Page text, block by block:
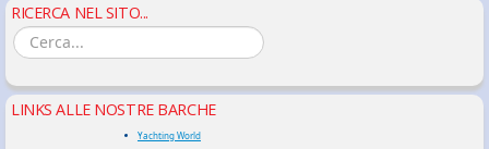
RICERCA NEL SITO...
LINKS ALLE NOSTRE BARCHE
Yachting World